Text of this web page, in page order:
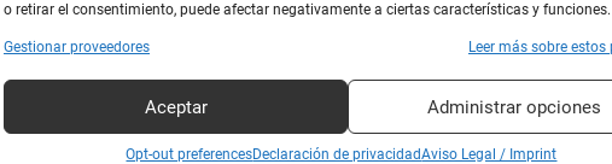
o retirar el consentimiento, puede afectar negativamente a ciertas características y funciones.
Gestionar proveedores Leer más sobre
Aceptar Administrar opciones
Opt-out preferencesDeclaración de privacidadAviso Legal / Imprint
Valoración:
5/ 5